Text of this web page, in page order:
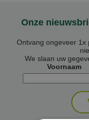
Onze
Ontvang ongeveer 1x
We slaan uw
Voornaam